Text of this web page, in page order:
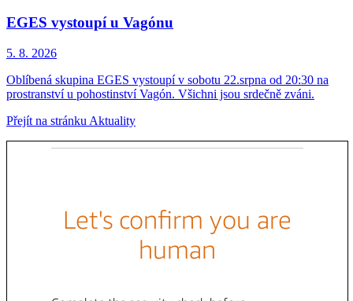
EGES vystoupí u Vagónu
5. 8. 2026
Oblíbená skupina EGES vystoupí v sobotu 22.srpna od 20:30 na
prostranství u pohostinství Vagón. Všichni jsou srdečně zváni.
Přejít na stránku Aktuality